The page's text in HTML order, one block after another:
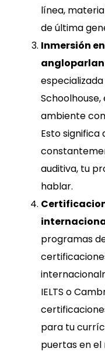
línea,
de última
Inmersión
ambiente
Esto
auditiva, tu
hablar.
programas
IELTS o
para tu
puertas en